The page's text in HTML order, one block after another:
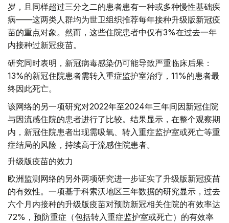
岁，且同样超过三分之二的患者患有一种或多种慢性基础疾
病——这两类人群均为世卫组织推荐每年接种升级版新冠疫
苗的重点对象。然而，这些住院患者中仅有3%在过去一年
内接种过新冠疫苗。
研究同时表明，新冠病毒感染仍可能导致严重临床后果：
13%的新冠住院患者需转入重症监护室治疗，11%的患者最
终因此死亡。
该网络的另一项研究对2022年至2024年三年间因新冠住院
与因流感住院的患者进行了比较。结果显示，在整个观察期
内，新冠住院患者出现需吸氧、转入重症监护室或死亡等重
症结局的风险，持续高于流感住院患者。
升级版疫苗的效力
欧洲监测网络的另外两项研究进一步证实了升级版新冠疫苗
的有效性。一项基于科索沃地区三年数据的研究显示，过去
六个月内接种的升级版疫苗对预防新冠相关住院的有效率达
72%，预防重症（包括转入重症监护室或死亡）的有效率